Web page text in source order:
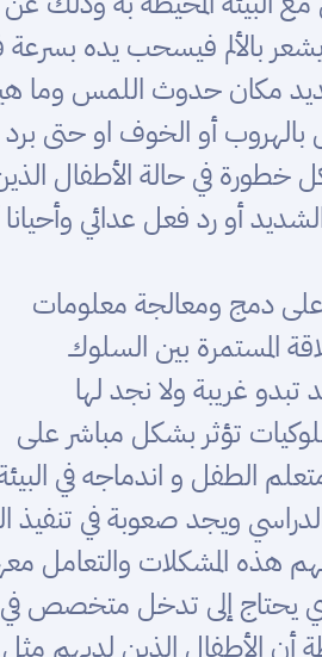
بالألم فيسحب يده بسرعة
تحديد مكان حدوث اللمس وما
أو الخوف او حتى
خطورة في حالة الأطفال
أو رد فعل عدائي
دمج ومعالجة معلومات
المستمرة بين السلوك
غريبة ولا نجد لها
تؤثر بشكل مباشر على
الطفل و اندماجه في
ويجد صعوبة في تنفيذ
هذه المشكلات
يحتاج إلى تدخل متخصص
أن الأطفال الذين لديهم